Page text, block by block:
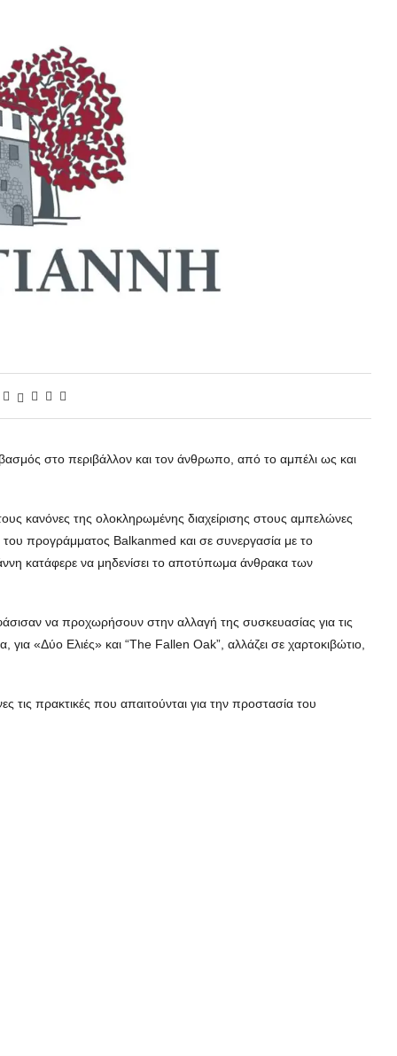
στο περιβάλλον και τον άνθρωπο, από το αμπέλι ως και
κανόνες της ολοκληρωμένης διαχείρισης στους αμπελώνες
προγράμματος Balkanmed και σε συνεργασία με το
κατάφερε να μηδενίσει το αποτύπωμα άνθρακα των
να προχωρήσουν στην αλλαγή της συσκευασίας για τις
«Δύο Ελιές» και “The Fallen Oak”, αλλάζει σε χαρτοκιβώτιο,
τις πρακτικές που απαιτούνται για την προστασία του